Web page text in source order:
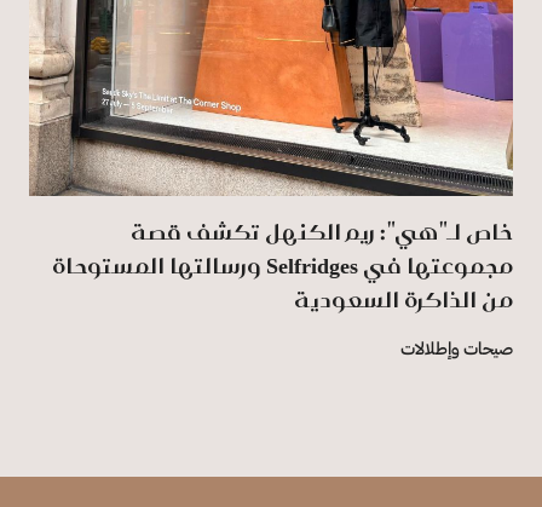
خاص لـ"هي": ريم الكنهل تكشف قصة
مجموعتها في Selfridges ورسالتها المستوحاة
من الذاكرة السعودية
صيحات وإطلالات